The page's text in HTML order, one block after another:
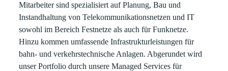
Mitarbeiter sind spezialisiert auf Planung, Bau und
Instandhaltung von Telekommunikationsnetzen und IT
sowohl im Bereich Festnetze als auch für Funknetze.
Hinzu kommen umfassende Infrastrukturleistungen für
bahn- und verkehrstechnische Anlagen. Abgerundet wird
unser Portfolio durch unsere Managed Services für